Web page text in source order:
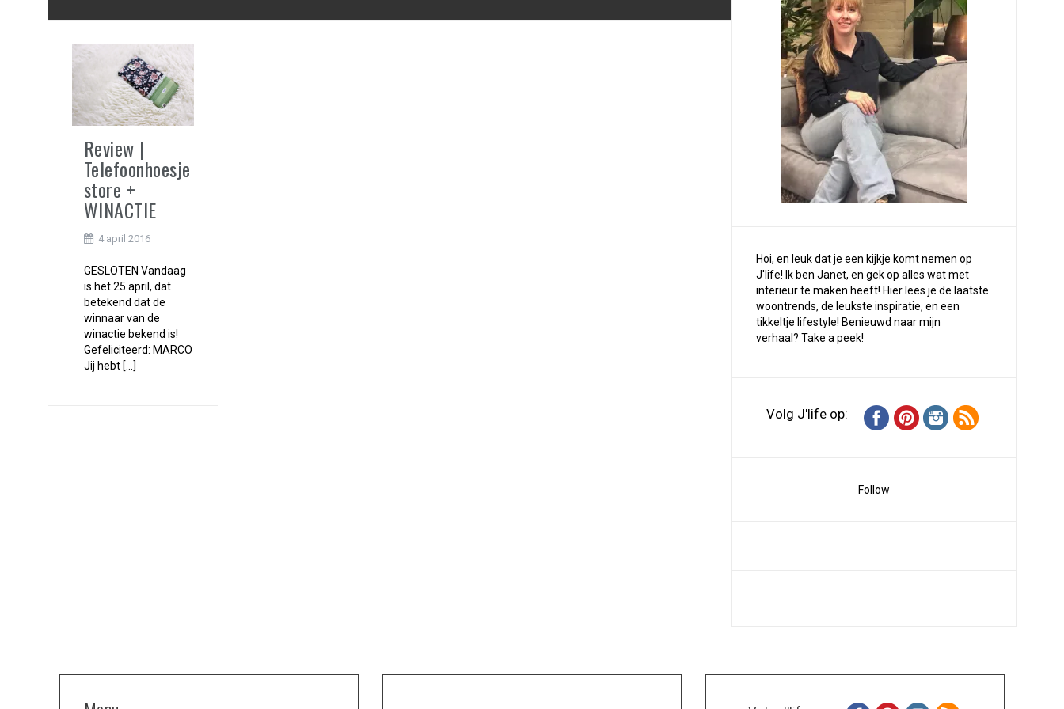
Review |
Telefoonhoesje
store +
WINACTIE
4 april 2016
GESLOTEN Vandaag
is het 25 april, dat
betekend dat de
winnaar van de
winactie bekend is!
Gefeliciteerd: MARCO
Jij hebt […]
Hoi, en leuk dat je een kijkje komt nemen op
J'life! Ik ben Janet, en gek op alles wat met
interieur te maken heeft! Hier lees je de laatste
woontrends, de leukste inspiratie, en een
tikkeltje lifestyle! Benieuwd naar mijn
verhaal? Take a peek!
Volg J'life op:
Follow